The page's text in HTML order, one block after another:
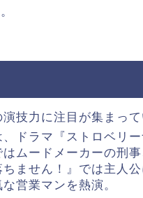
技力に注目が集まって
ドラマ『ストロベリー
ムードメーカーの刑
ちません！』では主人
営業マンを熱演。